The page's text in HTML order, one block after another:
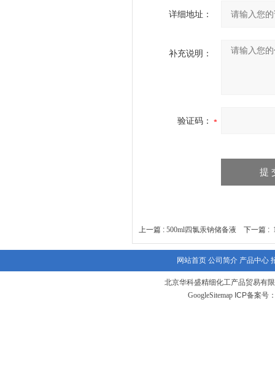
详细地址：
补充说明：
验证码：
上一篇 : 500ml四氯汞钠储备液 下一篇 :
网站首页 公司简介 产品中心
北京华科盛精细化工产品贸易有
GoogleSitemap ICP备案号